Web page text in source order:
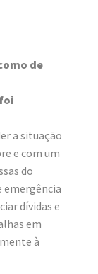
de
a situação
e com um
do
emergência
dívidas e
em
à